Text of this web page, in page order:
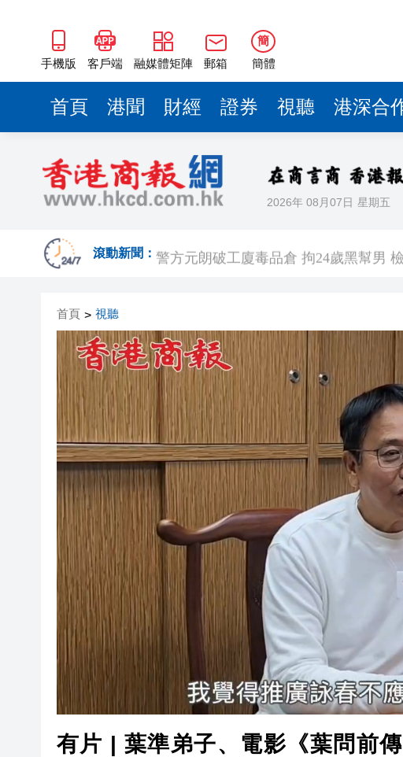
手機版 客戶端 融媒體矩陣 郵箱
簡
簡體
首頁 港聞 財經 證券 視聽 港深合
2026年 08月07日 星期五
滾動新聞： 警方元朗破工廈毒品倉 拘24歲黑幫男
無人駕駛駛入嶺南水鄉 19國青年點讚南
港產AI餐飲服務系統 機場首度登場
港區人大代表團考察安徽蕪湖 聚焦產業
從批評鮑威爾到頻繁致電沃什 特朗普對
首頁 > 視聽
有片 | 葉準弟子、電影《葉問前